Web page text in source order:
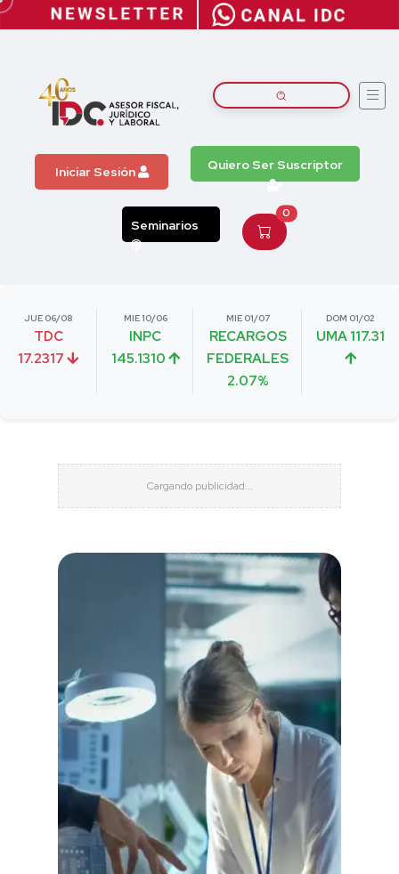
Iniciar Sesión Quiero Ser Suscriptor
Seminarios
0
JUE 06/08
TDC
17.2317
MIE 10/06
INPC
145.1310
MIE 01/07
RECARGOS
FEDERALES
2.07%
DOM 01/02
UMA 117.31